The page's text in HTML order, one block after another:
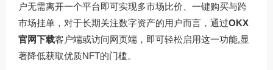
户无需离开一个平台即可实现多市场比价、一键购买与跨
市场挂单，对于长期关注数字资产的用户而言，通过OKX
官网下载客户端或访问网页端，即可轻松启用这一功能,显
著降低获取优质NFT的门槛。